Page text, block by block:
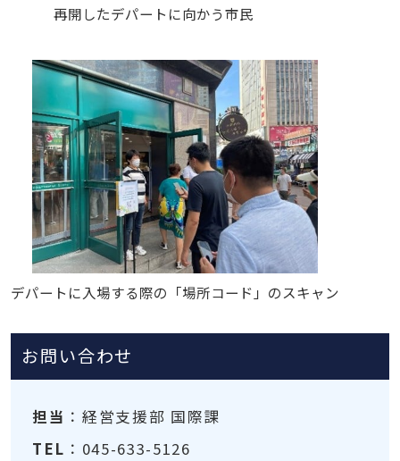
再開したデパートに向かう市民
デパートに入場する際の「場所コード」のスキャン
お問い合わせ
担当 ：経営支援部 国際課
TEL ：045-633-5126